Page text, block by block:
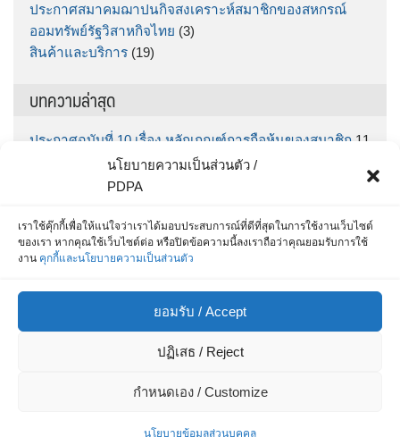
นโยบายความเป็นส่วนตัว /
PDPA
เราใช้คุ๊กกี้เพื่อให้แน่ใจว่าเราได้มอบประสบการณ์ที่ดีที่สุดในการใช้งานเว็บไซต์
ของเรา หากคุณใช้เว็บไซต์ต่อ หรือปิดข้อความนี้ลงเราถือว่าคุณยอมรับการใช้
งาน คุกกี้และนโยบายความเป็นส่วนตัว
ยอมรับ / Accept
ปฏิเสธ / Reject
กำหนดเอง / Customize
นโยบายข้อมูลส่วนบุคคล
ประกาศสมาคมฌาปนกิจสงเคราะห์สมาชิกของสหกรณ์
ออมทรัพย์รัฐวิสาหกิจไทย (3)
สินค้าและบริการ (19)
บทความล่าสุด
ประกาศฉบับที่ 10 เรื่อง หลักเกณฑ์การถือหุ้นของสมาชิก 11
มิถุนายน 2026
ประกาศฉบับที่ 9 เรื่อง กำหนดรับฝากเงินออมทรัพย์พิเศษ
30 มิถุนายน 2569 5 มิถุนายน 2026
สำหรับสมาชิก สส.ชสอ โหลด App เลย รู้หมดทุกเรื่อง 25
พฤษภาคม 2026
ประกาศฉบับที่ 8 / 2569 เรื่อง ประกาศรายชื่อผู้ที่ได้รับการ
คัดเลือกเพื่อบรรจุเป็นเจ้าหน้าที่สินเชื่อและการเงิน
พฤษภาคม 2026
ประกาศ ฉบับที่ 7/69 เรื่อง รายชื่อผู้ผ่านการสอบข้อเขียน